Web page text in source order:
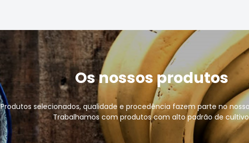
Os nossos produtos
Produtos selecionados, qualidade e procedência fazem parte no
Trabalhamos com produtos com alto padrão de